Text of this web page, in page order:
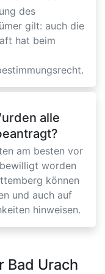
des
gilt: auch die
hat beim
alle
am besten vor
worden
können
und auch auf
hinweisen.
Bad Urach